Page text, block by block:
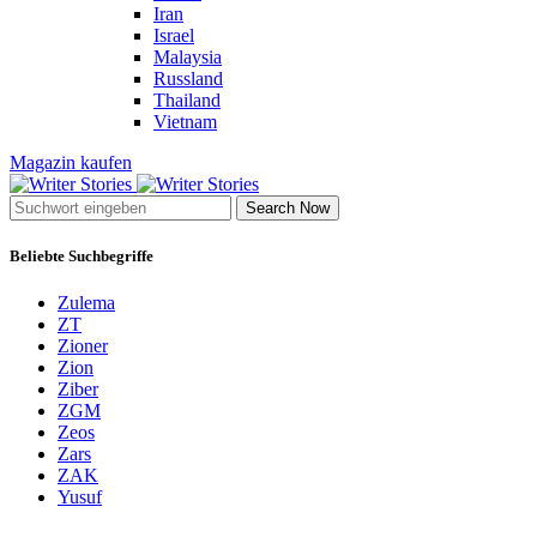
Iran
Israel
Malaysia
Russland
Thailand
Vietnam
Magazin kaufen
Search Now
Beliebte Suchbegriffe
Zulema
ZT
Zioner
Zion
Ziber
ZGM
Zeos
Zars
ZAK
Yusuf